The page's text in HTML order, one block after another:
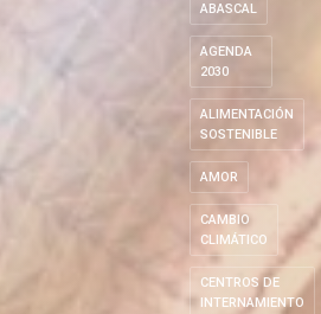
ABASCAL
AGENDA
2030
ALIMENTACIÓN
SOSTENIBLE
AMOR
CAMBIO
CLIMÁTICO
CENTROS DE
INTERNAMIENTO